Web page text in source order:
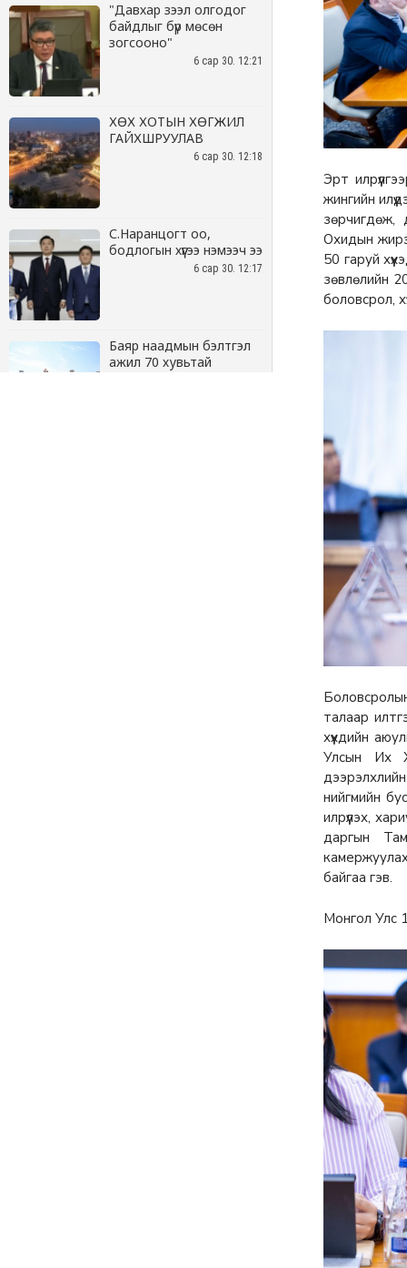
"Давхар зээл олгодог
байдлыг бүр мөсөн
зогсооно"
6 сар 30. 12:21
ХӨХ ХОТЫН ХӨГЖИЛ
ГАЙХШРУУЛАВ
6 сар 30. 12:18
С.Наранцогт оо,
бодлогын хүүгээ нэмээч ээ
6 сар 30. 12:17
Баяр наадмын бэлтгэл
ажил 70 хувьтай